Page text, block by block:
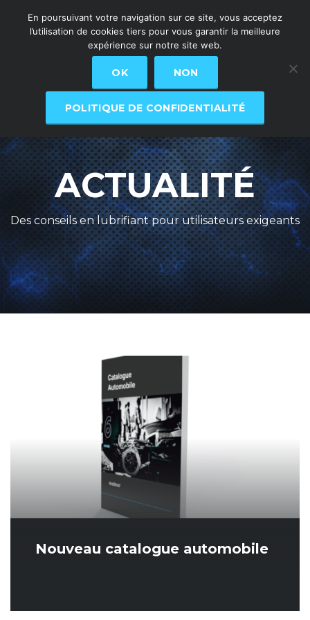
ACTUALITÉ
Des conseils en lubrifiant pour utilisateurs exigeants
Nouveau catalogue automobile
En poursuivant votre navigation sur ce site, vous acceptez
l’utilisation de cookies tiers pour vous garantir la meilleure
expérience sur notre site web.
OK NON
POLITIQUE DE CONFIDENTIALITÉ